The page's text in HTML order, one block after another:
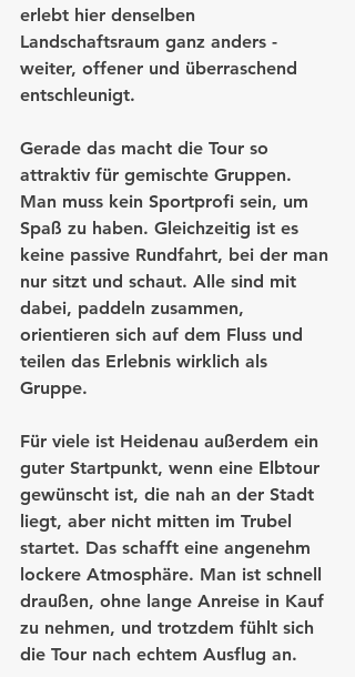
erlebt hier denselben
Landschaftsraum ganz anders -
weiter, offener und überraschend
entschleunigt.
Gerade das macht die Tour so
attraktiv für gemischte Gruppen.
Man muss kein Sportprofi sein, um
Spaß zu haben. Gleichzeitig ist es
keine passive Rundfahrt, bei der man
nur sitzt und schaut. Alle sind mit
dabei, paddeln zusammen,
orientieren sich auf dem Fluss und
teilen das Erlebnis wirklich als
Gruppe.
Für viele ist Heidenau außerdem ein
guter Startpunkt, wenn eine Elbtour
gewünscht ist, die nah an der Stadt
liegt, aber nicht mitten im Trubel
startet. Das schafft eine angenehm
lockere Atmosphäre. Man ist schnell
draußen, ohne lange Anreise in Kauf
zu nehmen, und trotzdem fühlt sich
die Tour nach echtem Ausflug an.